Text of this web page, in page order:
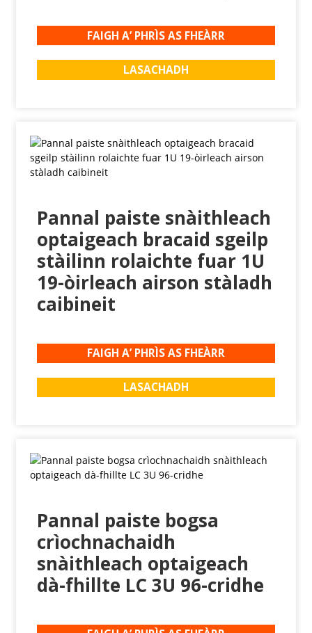
FAIGH A’ PHRÌS AS FHEÀRR
LASACHADH
Pannal paiste snàithleach
optaigeach bracaid sgeilp
stàilinn rolaichte fuar 1U
19-òirleach airson stàladh
caibineit
FAIGH A’ PHRÌS AS FHEÀRR
LASACHADH
Pannal paiste bogsa
crìochnachaidh
snàithleach optaigeach
dà-fhillte LC 3U 96-cridhe